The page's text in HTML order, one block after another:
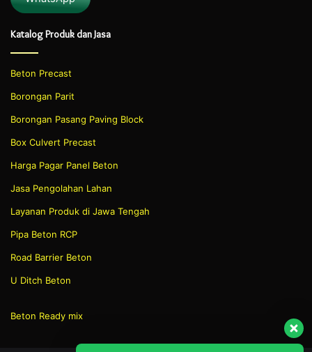
Katalog Produk dan Jasa
Beton Precast
Borongan Parit
Borongan Pasang Paving Block
Box Culvert Precast
Harga Pagar Panel Beton
Jasa Pengolahan Lahan
Layanan Produk di Jawa Tengah
Pipa Beton RCP
Road Barrier Beton
U Ditch Beton
Beton Ready mix